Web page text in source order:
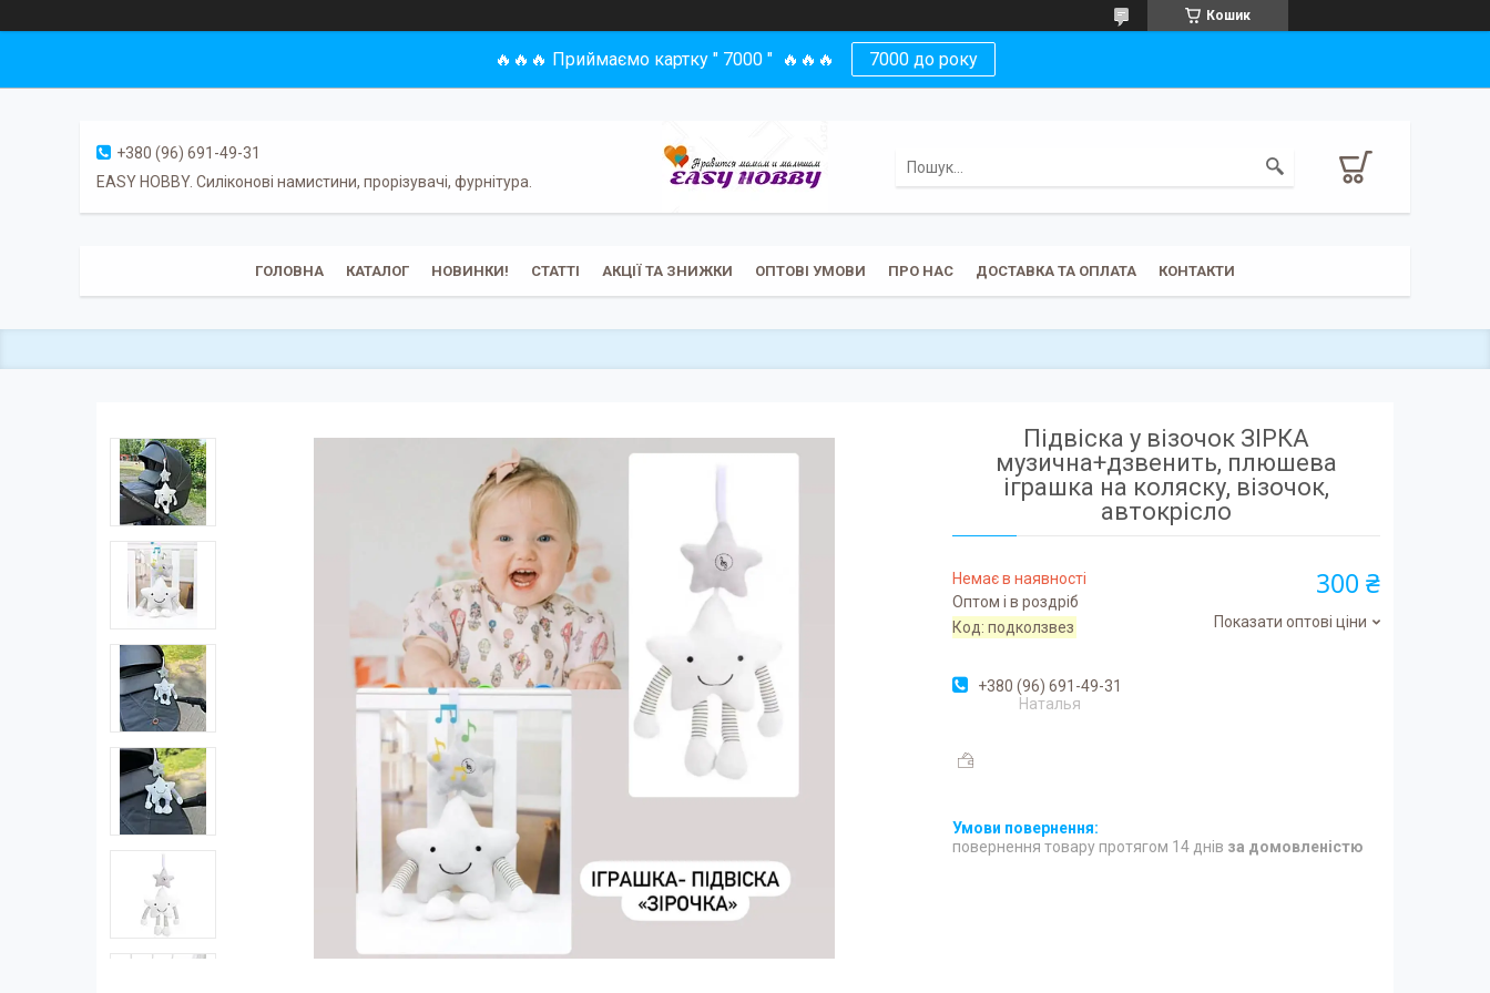
Кошик
🔥🔥🔥 Приймаємо картку " 7000 " 🔥🔥🔥 7000 до року
+380 (96) 691-49-31
EASY HOBBY. Силіконові намистини, прорізувачі, фурнітура.
ГОЛОВНА КАТАЛОГ НОВИНКИ! СТАТТІ АКЦІЇ ТА ЗНИЖКИ ОПТОВІ УМОВИ ПРО НАС ДОСТАВКА ТА ОПЛАТА КОНТАКТИ
Підвіска у візочок ЗІРКА
музична+дзвенить, плюшева
іграшка на коляску, візочок,
автокрісло
Немає в наявності
Оптом і в роздріб
Код:подколзвез
300 ₴
Показати оптові ціни
+380 (96) 691-49-31
Наталья
повернення товару протягом 14 днів за домовленістю